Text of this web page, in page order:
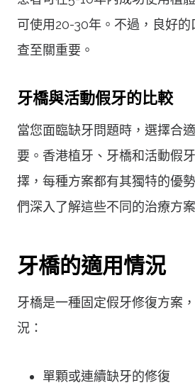
可使用20-30年。不過，良好
查至關重要。
牙橋與活動假牙的比較
當您面臨缺牙問題時，選擇合
要。香港植牙、牙橋和活動假
擇，每種方案都有其獨特的優
們深入了解這些不同的治療方案
牙橋的適用情況
牙橋是一種固定假牙修復方案
況：
單顆或連續缺牙的修復